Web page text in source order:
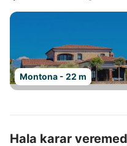
Montona - 22 m
Hala karar